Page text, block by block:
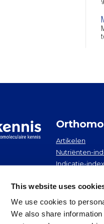
This website uses
We use cookies to
We also share
Artikelen
Nutriënten-
Indicatie-index